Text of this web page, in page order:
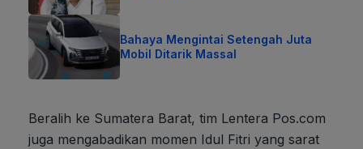
Bahaya Mengintai Setengah Juta
Mobil Ditarik Massal
Beralih ke Sumatera Barat, tim Lentera Pos.com
juga mengabadikan momen Idul Fitri yang sarat